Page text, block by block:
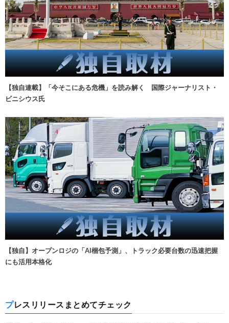
【独自連載】「今そこにある危機」を読み解く 国際ジャーナリスト・
ビニシウス氏
【独自】オープンロジの「AI梱包予測」、トラック必要台数の迅速把握
にも活用本格化
プレスリリースまとめてチェック